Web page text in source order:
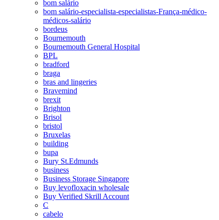
bom salário
bom salário-especialista-especialistas-França-médico-
médicos-salário
bordeus
Bournemouth
Bournemouth General Hospital
BPL
bradford
braga
bras and lingeries
Bravemind
brexit
Brighton
Brisol
bristol
Bruxelas
building
bupa
Bury St.Edmunds
business
Business Storage Singapore
Buy levofloxacin wholesale
Buy Verified Skrill Account
C
cabelo